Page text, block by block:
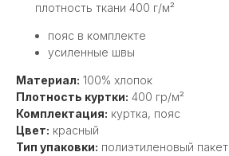
плотность ткани 400 г/м²
пояс в комплекте
усиленные швы
Материал: 100% хлопок
Плотность куртки: 400 гр/м²
Комплектация: куртка, пояс
Цвет: красный
Тип упаковки: полиэтиленовый пакет